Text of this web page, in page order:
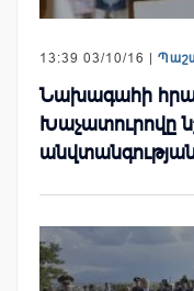
13:39 03/10/16 |
Նախագահի
Խաչատուրովը